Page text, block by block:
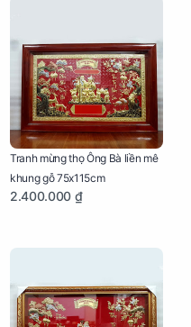
Tranh mừng thọ Ông Bà liền mê
khung gỗ 75x115cm
2.400.000 ₫